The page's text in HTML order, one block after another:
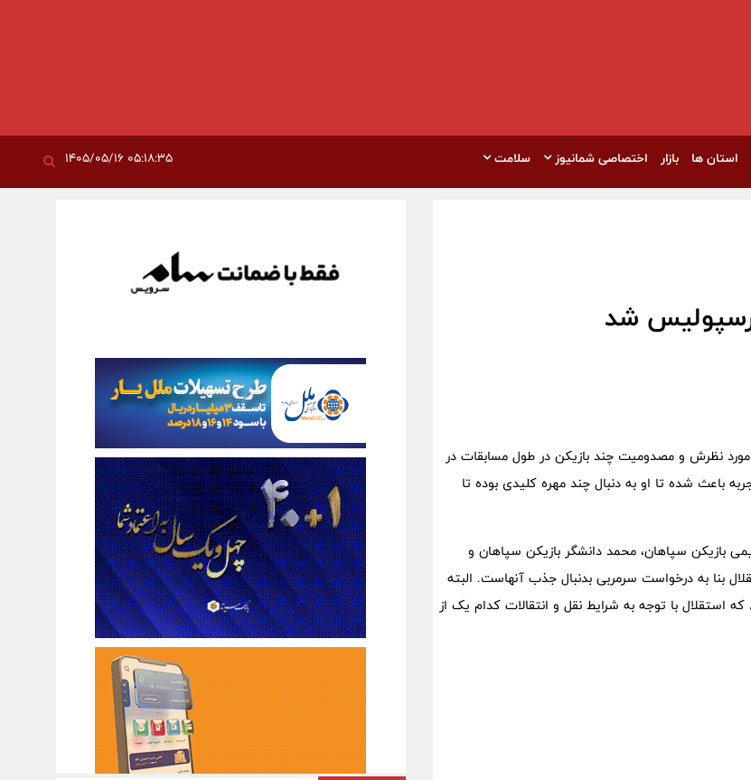
استان ها بازار اختصاصی شمانیوز سلامت
پرسپولیس شد
نظرش و مصدومیت چند بازیکن در طول مسابقات در
شده تا او به دنبال چند مهره کلیدی بوده تا
بازیکن سپاهان، محمد دانشگر بازیکن سپاهان و
بنا به درخواست سرمربی بدنبال جذب آنهاست. البته
استقلال با توجه به شرایط نقل و انتقالات کدام یک از